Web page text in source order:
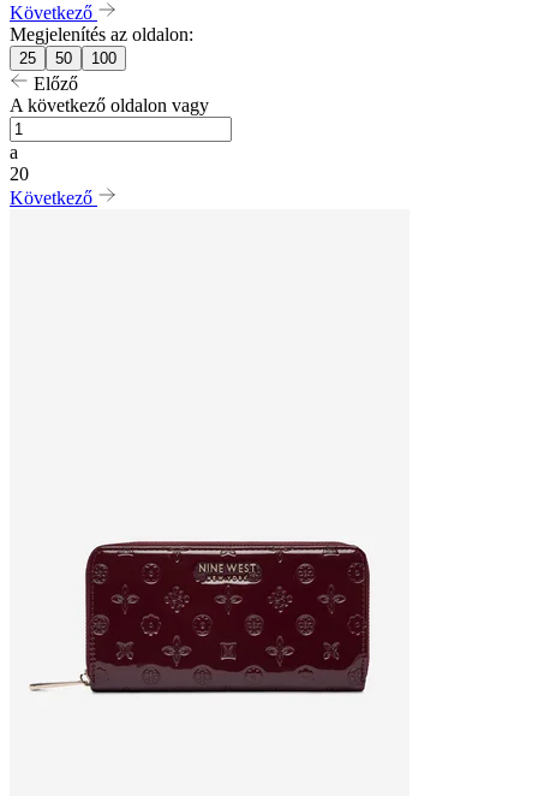
Következő
Megjelenítés az oldalon:
25 50 100
Előző
A következő oldalon vagy
a
20
Következő